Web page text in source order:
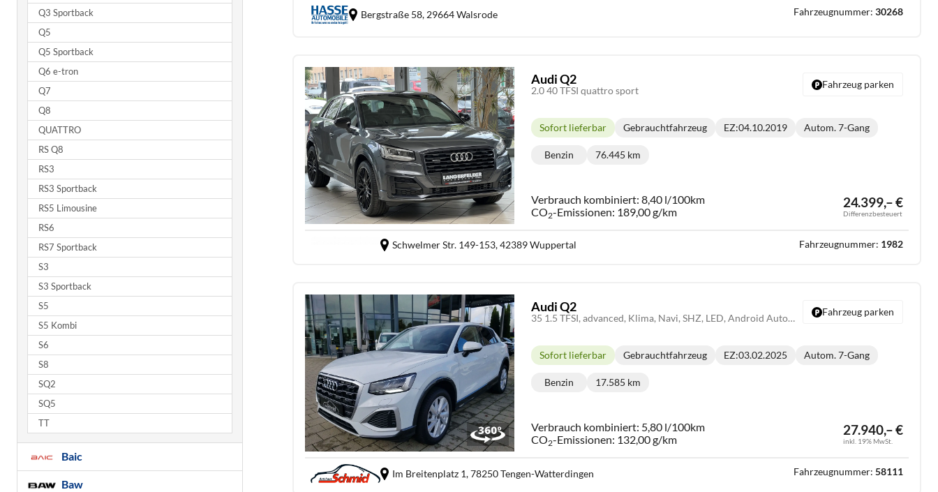
Bergstraße 58,29664 Walsrode Fahrzeugnummer: 30268
Audi Q2
2.0 40 TFSI quattro sport
24.399,– €
Differenzbesteuert
Lieferzeit:
Sofort lieferbar Gebrauchtfahrzeug EZ:04.10.2019
Getriebe:
Autom. 7-Gang
Kraftstoff:
Benzin
Kilometerstand:
76.445 km
Verbrauch kombiniert:8,40 l/100km
CO2-Emissionen: 189,00 g/km
Fahrzeug parken
Schwelmer Str. 149-153,42389 Wuppertal Fahrzeugnummer: 1982
Audi Q2
35 1.5 TFSI, advanced, Klima, Navi, SHZ, LED, Android Auto, Apple CarPlay, 7 Gang DSG
27.940,– €
inkl. 19% MwSt.
Lieferzeit:
Sofort lieferbar Gebrauchtfahrzeug EZ:03.02.2025
Getriebe:
Autom. 7-Gang
Kraftstoff:
Benzin
Kilometerstand:
17.585 km
Verbrauch kombiniert: 5,80 l/100km
CO2-Emissionen: 132,00 g/km
Fahrzeug parken
Im Breitenplatz 1,78250 Tengen-Watterdingen Fahrzeugnummer: 58111
Q3 Sportback
Q5
Q5 Sportback
Q6 e-tron
Q7
Q8
QUATTRO
RS Q8
RS3
RS3 Sportback
RS5 Limousine
RS6
RS7 Sportback
S3
S3 Sportback
S5
S5 Kombi
S6
S8
SQ2
SQ5
TT
Baic
Baw